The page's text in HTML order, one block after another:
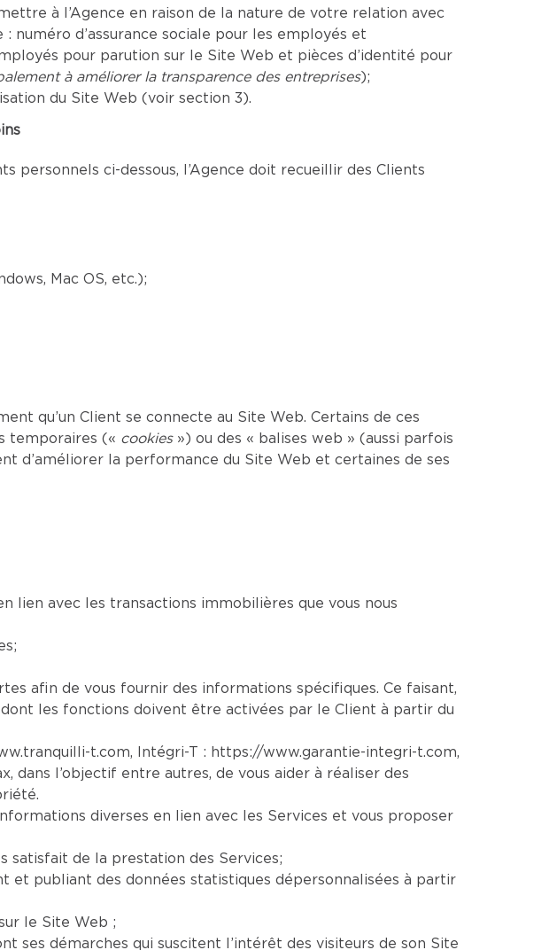
à l’Agence en raison de la nature de votre relation avec
numéro d’assurance sociale pour les employés et
pour parution sur le Site Web et pièces d’identité pour
à améliorer la transparence des entreprises);
du Site Web (voir section 3).
personnels ci-dessous, l’Agence doit recueillir des Clients
Mac OS, etc.);
qu’un Client se connecte au Site Web. Certains de ces
temporaires (« cookies») ou des « balises web » (aussi parfois
d’améliorer la performance du Site Web et certaines de ses
lien avec les transactions immobilières que vous nous
afin de vous fournir des informations spécifiques. Ce faisant,
les fonctions doivent être activées par le Client à partir du
t.com, Intégri-T : https://www.garantie-integri-t.com,
, dans l’objectif entre autres, de vous aider à réaliser des
diverses en lien avec les Services et vous proposer
satisfait de la prestation des Services;
et publiant des données statistiques dépersonnalisées à partir
le Site Web ;
ses démarches qui suscitent l’intérêt des visiteurs de son Site